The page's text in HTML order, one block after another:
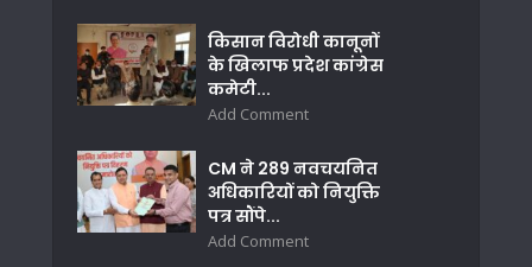
किसान विरोधी कानूनों
के खिलाफ प्रदेश कांग्रेस
कमेटी...
Add Comment
CM ने 289 नवचयनित
अधिकारियों को नियुक्ति
पत्र सौंपे...
Add Comment